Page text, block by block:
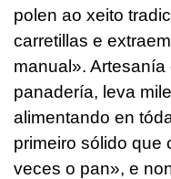
polen ao xeito
carretillas e
manual».
panadería, leva
alimentando en
primeiro sólido que
veces o pan», e